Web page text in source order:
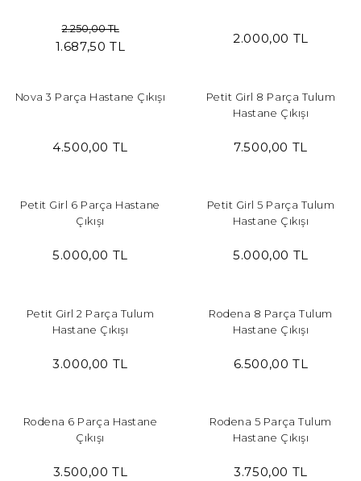
2.250,00 TL
1.687,50 TL
2.000,00 TL
Nova 3 Parça Hastane Çıkışı
4.500,00 TL
Petit Girl 8 Parça Tulum
Hastane Çıkışı
7.500,00 TL
Petit Girl 6 Parça Hastane
Çıkışı
5.000,00 TL
Petit Girl 5 Parça Tulum
Hastane Çıkışı
5.000,00 TL
Petit Girl 2 Parça Tulum
Hastane Çıkışı
3.000,00 TL
Rodena 8 Parça Tulum
Hastane Çıkışı
6.500,00 TL
Rodena 6 Parça Hastane
Çıkışı
3.500,00 TL
Rodena 5 Parça Tulum
Hastane Çıkışı
3.750,00 TL